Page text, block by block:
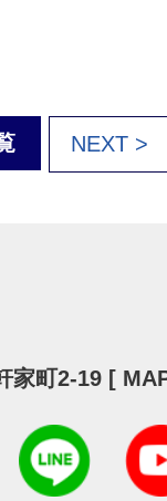
NEXT >
家町2-19 [